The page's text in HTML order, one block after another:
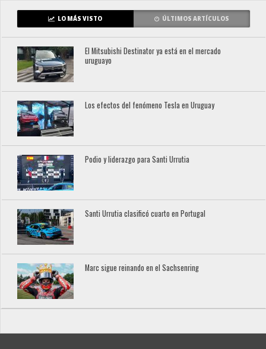
LO MÁS VISTO ÚLTIMOS ARTÍCULOS
El Mitsubishi Destinator ya está en el mercado
uruguayo
Los efectos del fenómeno Tesla en Uruguay
Podio y liderazgo para Santi Urrutia
Santi Urrutia clasificó cuarto en Portugal
Marc sigue reinando en el Sachsenring